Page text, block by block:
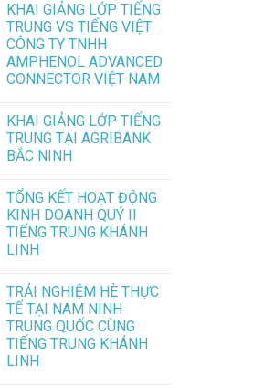
KHAI GIẢNG LỚP TIẾNG
TRUNG VS TIẾNG VIỆT
CÔNG TY TNHH
AMPHENOL ADVANCED
CONNECTOR VIỆT NAM
KHAI GIẢNG LỚP TIẾNG
TRUNG TẠI AGRIBANK
BẮC NINH
TỔNG KẾT HOẠT ĐỘNG
KINH DOANH QUÝ II
TIẾNG TRUNG KHÁNH
LINH
TRẢI NGHIỆM HÈ THỰC
TẾ TẠI NAM NINH
TRUNG QUỐC CÙNG
TIẾNG TRUNG KHÁNH
LINH